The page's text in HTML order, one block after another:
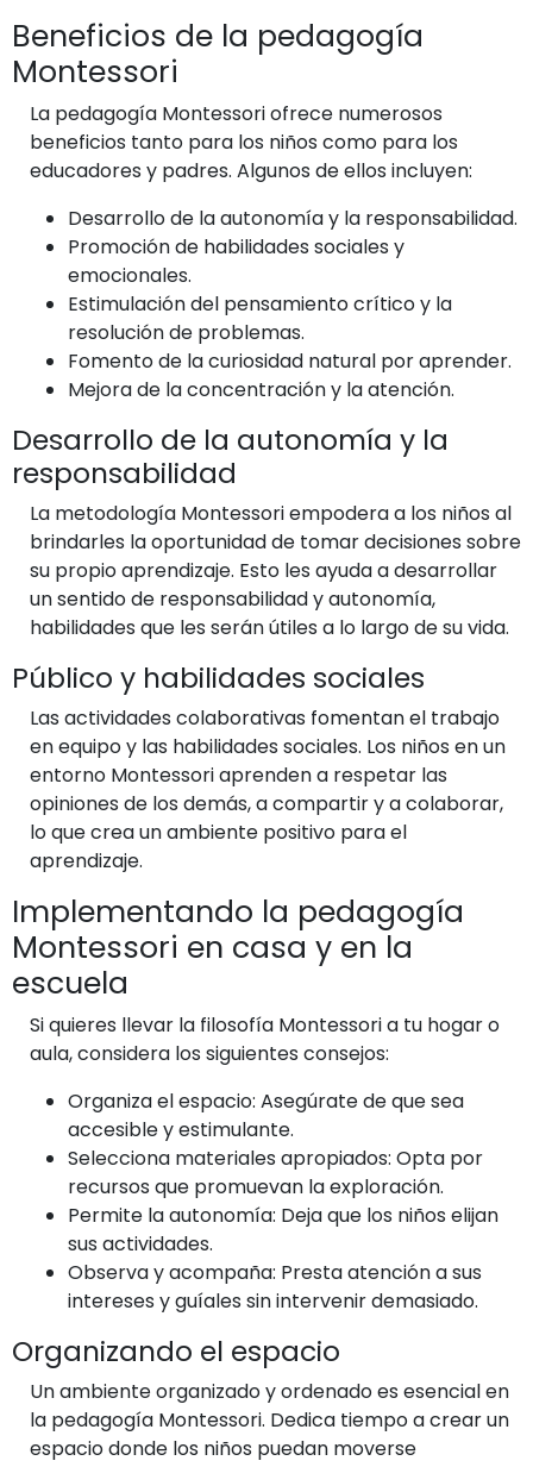
Beneficios de la pedagogía
Montessori
La pedagogía Montessori ofrece numerosos
beneficios tanto para los niños como para los
educadores y padres. Algunos de ellos incluyen:
Desarrollo de la autonomía y la responsabilidad.
Promoción de habilidades sociales y
emocionales.
Estimulación del pensamiento crítico y la
resolución de problemas.
Fomento de la curiosidad natural por aprender.
Mejora de la concentración y la atención.
Desarrollo de la autonomía y la
responsabilidad
La metodología Montessori empodera a los niños al
brindarles la oportunidad de tomar decisiones sobre
su propio aprendizaje. Esto les ayuda a desarrollar
un sentido de responsabilidad y autonomía,
habilidades que les serán útiles a lo largo de su vida.
Público y habilidades sociales
Las actividades colaborativas fomentan el trabajo
en equipo y las habilidades sociales. Los niños en un
entorno Montessori aprenden a respetar las
opiniones de los demás, a compartir y a colaborar,
lo que crea un ambiente positivo para el
aprendizaje.
Implementando la pedagogía
Montessori en casa y en la
escuela
Si quieres llevar la filosofía Montessori a tu hogar o
aula, considera los siguientes consejos:
Organiza el espacio: Asegúrate de que sea
accesible y estimulante.
Selecciona materiales apropiados: Opta por
recursos que promuevan la exploración.
Permite la autonomía: Deja que los niños elijan
sus actividades.
Observa y acompaña: Presta atención a sus
intereses y guíales sin intervenir demasiado.
Organizando el espacio
Un ambiente organizado y ordenado es esencial en
la pedagogía Montessori. Dedica tiempo a crear un
espacio donde los niños puedan moverse